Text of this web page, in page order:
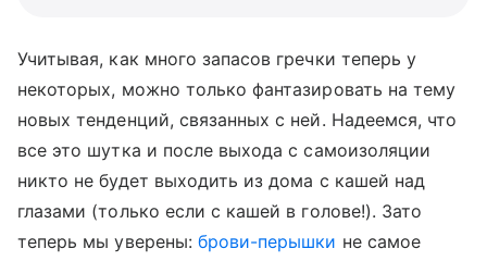
Учитывая, как много запасов гречки теперь у
некоторых, можно только фантазировать на тему
новых тенденций, связанных с ней. Надеемся, что
все это шутка и после выхода с самоизоляции
никто не будет выходить из дома с кашей над
глазами (только если с кашей в голове!). Зато
теперь мы уверены: брови-перышки не самое